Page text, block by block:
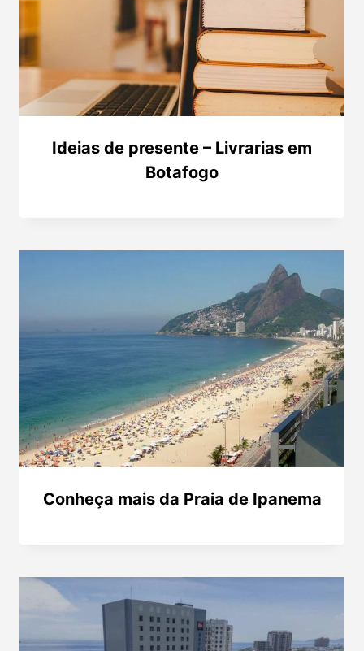
Ideias de presente – Livrarias em
Botafogo
Conheça mais da Praia de Ipanema